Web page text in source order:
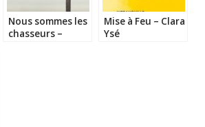
Nous sommes les
chasseurs –
Mise à Feu – Clara
Ysé